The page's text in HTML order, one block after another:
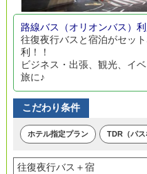
路線バス（オリオンバス）
往復夜行バスと宿泊がセッ
利！！
ビジネス・出張、観光、イ
旅に♪
こだわり条件
ホテル指定プラン TDR（パ
往復夜行バス＋宿